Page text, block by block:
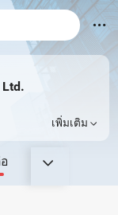
Ltd.
เพิ่มเติม